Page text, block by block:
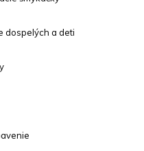
dospelých a deti